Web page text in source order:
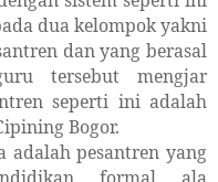
dua kelompok yakni
dan yang berasal
tersebut mengjar
seperti ini adalah
Bogor.
adalah pesantren yang